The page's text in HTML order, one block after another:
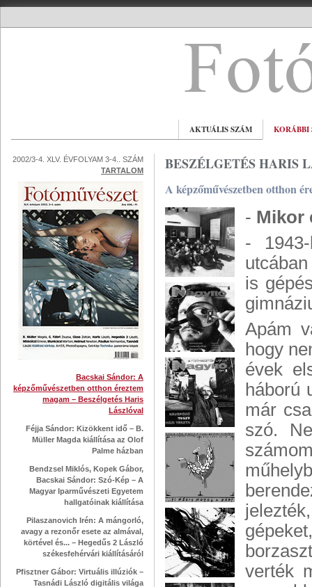
AKTUÁLIS SZÁM KORÁBBI
2002/3-4. XLV. ÉVFOLYAM 3-4.. SZÁM
TARTALOM
Bacskai Sándor: A
képzőművészetben otthon éreztem
magam – Beszélgetés Haris
Lászlóval
Féjja Sándor: Kizökkent idő – B.
Müller Magda kiállítása az Olof
Palme házban
Bendzsel Miklós, Kopek Gábor,
Bacskai Sándor: Szó-Kép – A
Magyar Iparművészeti Egyetem
hallgatóinak kiállítása
Pilaszanovich Irén: A mángorló,
avagy a rezonőr esete az almával,
körtével és... – Hegedűs 2 László
székesfehérvári kiállításáról
Pfisztner Gábor: Virtuális illúziók –
Tasnádi László digitális világa
BESZÉLGETÉS HARIS
A képzőművészetben otthon
- Mikor
-
is
Apám
hogy
évek
háború
már
szó.
verték